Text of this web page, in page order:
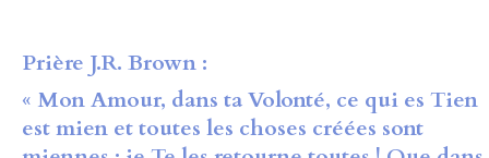
Prière J.R. Brown :
« Mon Amour, dans ta Volonté, ce qui es Tien
est mien et toutes les choses créées sont